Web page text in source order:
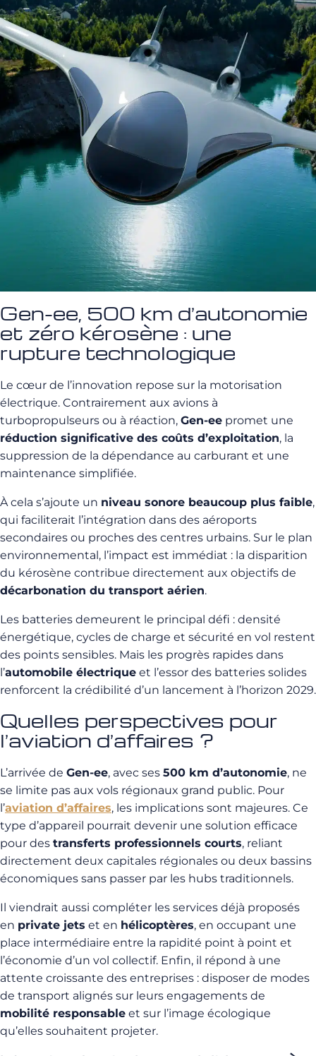
Gen-ee, 500 km d’autonomie
et zéro kérosène : une
rupture technologique
Le cœur de l’innovation repose sur la motorisation
électrique. Contrairement aux avions à
turbopropulseurs ou à réaction, Gen-ee promet une
réduction significative des coûts d’exploitation, la
suppression de la dépendance au carburant et une
maintenance simplifiée.
À cela s’ajoute un niveau sonore beaucoup plus faible,
qui faciliterait l’intégration dans des aéroports
secondaires ou proches des centres urbains. Sur le plan
environnemental, l’impact est immédiat : la disparition
du kérosène contribue directement aux objectifs de
décarbonation du transport aérien.
Les batteries demeurent le principal défi : densité
énergétique, cycles de charge et sécurité en vol restent
des points sensibles. Mais les progrès rapides dans
l’automobile électrique et l’essor des batteries solides
renforcent la crédibilité d’un lancement à l’horizon 2029.
Quelles perspectives pour
l’aviation d’affaires ?
L’arrivée de Gen-ee, avec ses 500 km d’autonomie, ne
se limite pas aux vols régionaux grand public. Pour
l’aviation d’affaires, les implications sont majeures. Ce
type d’appareil pourrait devenir une solution efficace
pour des transferts professionnels courts, reliant
directement deux capitales régionales ou deux bassins
économiques sans passer par les hubs traditionnels.
Il viendrait aussi compléter les services déjà proposés
en private jets et en hélicoptères, en occupant une
place intermédiaire entre la rapidité point à point et
l’économie d’un vol collectif. Enfin, il répond à une
attente croissante des entreprises : disposer de modes
de transport alignés sur leurs engagements de
mobilité responsable et sur l’image écologique
qu’elles souhaitent projeter.